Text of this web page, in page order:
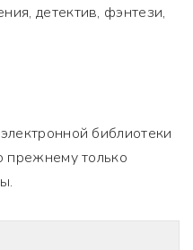
детектив, фэнтези,
библиотеки
прежнему только